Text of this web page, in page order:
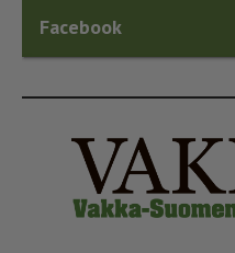
Facebook